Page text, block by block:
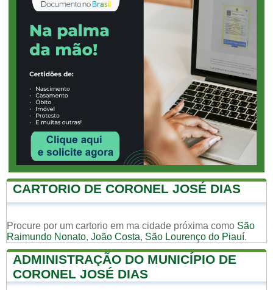
CARTORIO DE CORONEL JOSÉ DIAS
Procure por um cartorio em ma cidade próxima como São
Raimundo Nonato, João Costa, São Lourenço do Piauí.
ADMINISTRAÇÃO DO MUNICÍPIO DE
CORONEL JOSÉ DIAS